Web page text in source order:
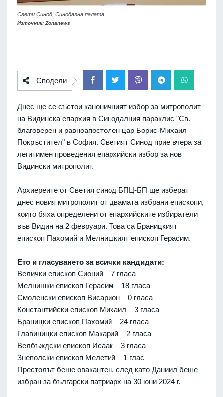
Свети Синод, Синодална палата
Източник: Zonanews
Сподели
Днес ще се състои каноничният избор за митрополит
на Видинска епархия в Синодалния параклис "Св.
благоверен и равноапостолен цар Борис-Михаил
Покръстител" в София. Светият Синод прие вчера за
легитимен проведения епархийски избор за нов
Видински митрополит.
Архиереите от Светия синод БПЦ-БП ще изберат
днес новия митрополит от двамата избрани епископи,
които бяха определени от епархийските избиратели
във Видин на 2 февруари. Това са Браницкият
епископ Пахомий и Мелнишкият епископ Герасим.
Ето и гласуването за всички кандидати:
Велички епископ Сионий – 7 гласа
Мелнишки епископ Герасим – 18 гласа
Смоленски епископ Висарион – 0 гласа
Константийски епископ Михаил – 3 гласа
Браницки епископ Пахомий – 24 гласа
Главиницки епископ Макарий – 2 гласа
Велбъждски епископ Исаак – 3 гласа
Знеполски епископ Мелетий – 1 глас
Престолът беше овакантен, след като Даниил беше
избран за български патриарх на 30 юни 2024 г.